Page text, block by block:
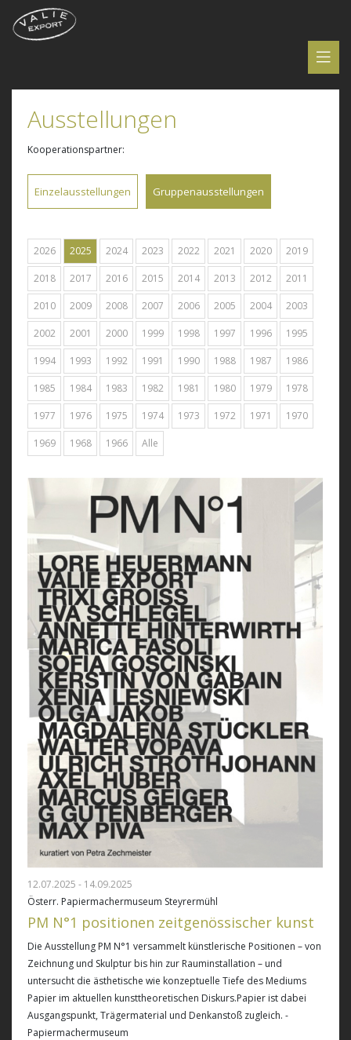
Ausstellungen
Kooperationspartner:
Einzelausstellungen Gruppenausstellungen
2026 2025 2024 2023 2022 2021 2020 2019
2018 2017 2016 2015 2014 2013 2012 2011
2010 2009 2008 2007 2006 2005 2004 2003
2002 2001 2000 1999 1998 1997 1996 1995
1994 1993 1992 1991 1990 1988 1987 1986
1985 1984 1983 1982 1981 1980 1979 1978
1977 1976 1975 1974 1973 1972 1971 1970
1969 1968 1966 Alle
12.07.2025 - 14.09.2025
Österr. Papiermachermuseum Steyrermühl
PM N°1 positionen zeitgenössischer kunst
Die Ausstellung PM N°1 versammelt künstlerische Positionen – von
Zeichnung und Skulptur bis hin zur Rauminstallation – und
untersucht die ästhetische wie konzeptuelle Tiefe des Mediums
Papier im aktuellen kunsttheoretischen Diskurs.Papier ist dabei
Ausgangspunkt, Trägermaterial und Denkanstoß zugleich. -
Papiermachermuseum